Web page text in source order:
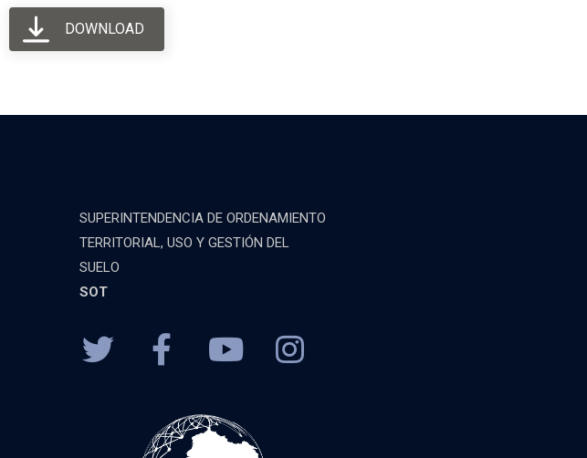
DOWNLOAD
SUPERINTENDENCIA DE ORDENAMIENTO
TERRITORIAL, USO Y GESTIÓN DEL
SUELO
SOT